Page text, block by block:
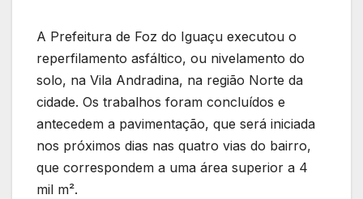
A Prefeitura de Foz do Iguaçu executou o
reperfilamento asfáltico, ou nivelamento do
solo, na Vila Andradina, na região Norte da
cidade. Os trabalhos foram concluídos e
antecedem a pavimentação, que será iniciada
nos próximos dias nas quatro vias do bairro,
que correspondem a uma área superior a 4
mil m².